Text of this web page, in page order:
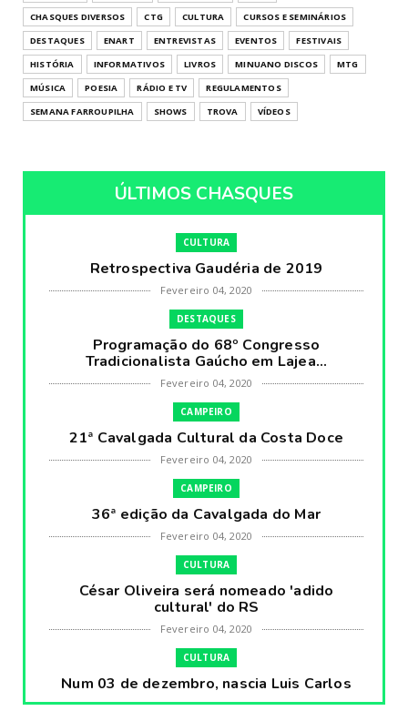
CHASQUES DIVERSOS
CTG CULTURA
CURSOS E SEMINÁRIOS
DESTAQUES
ENART ENTREVISTAS EVENTOS
FESTIVAIS
HISTÓRIA
INFORMATIVOS LIVROS MINUANO DISCOS
MTG
MÚSICA
POESIA RÁDIO E TV
REGULAMENTOS
SEMANA FARROUPILHA
SHOWS TROVA VÍDEOS
ÚLTIMOS CHASQUES
CULTURA
Retrospectiva Gaudéria de 2019
Fevereiro 04, 2020
DESTAQUES
Programação do 68º Congresso
Tradicionalista Gaúcho em Lajea...
Fevereiro 04, 2020
CAMPEIRO
21ª Cavalgada Cultural da Costa Doce
Fevereiro 04, 2020
CAMPEIRO
36ª edição da Cavalgada do Mar
Fevereiro 04, 2020
CULTURA
César Oliveira será nomeado 'adido
cultural' do RS
Fevereiro 04, 2020
CULTURA
Num 03 de dezembro, nascia Luis Carlos
Prestes, o Cavaleiro ...